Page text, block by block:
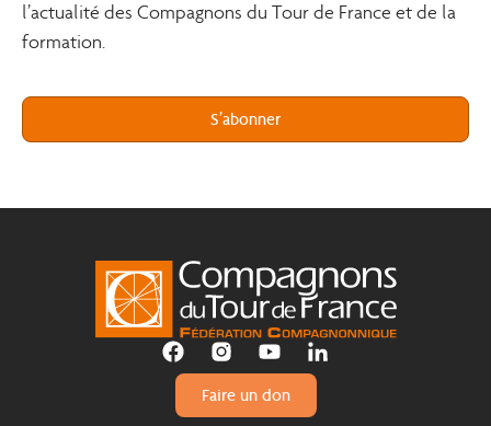
l’actualité des Compagnons du Tour de France et de la
formation.
S’abonner
Faire un don